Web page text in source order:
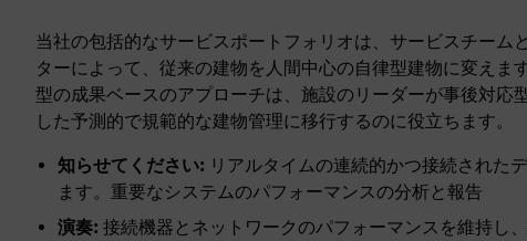
当社の包括的なサービスポートフォリオは、サービスチーム
ターによって、従来の建物を人間中心の自律型建物に変えま
型の成果ベースのアプローチは、施設のリーダーが事後対応
した予測的で規範的な建物管理に移行するのに役立ちます。
知らせてください: リアルタイムの連続的かつ接続された
ます。重要なシステムのパフォーマンスの分析と報告
演奏: 接続機器とネットワークのパフォーマンスを維持し